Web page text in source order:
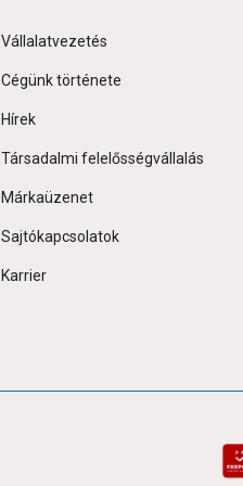
Vállalatvezetés
Cégünk története
Hírek
Társadalmi felelősségvállalás
Márkaüzenet
Sajtókapcsolatok
Karrier